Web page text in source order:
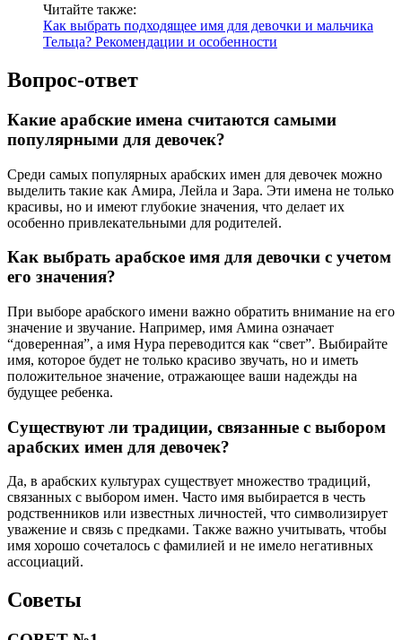
Читайте также:
Как выбрать подходящее имя для девочки и мальчика
Тельца? Рекомендации и особенности
Вопрос-ответ
Какие арабские имена считаются самыми
популярными для девочек?
Среди самых популярных арабских имен для девочек можно
выделить такие как Амира, Лейла и Зара. Эти имена не только
красивы, но и имеют глубокие значения, что делает их
особенно привлекательными для родителей.
Как выбрать арабское имя для девочки с учетом
его значения?
При выборе арабского имени важно обратить внимание на его
значение и звучание. Например, имя Амина означает
“доверенная”, а имя Нура переводится как “свет”. Выбирайте
имя, которое будет не только красиво звучать, но и иметь
положительное значение, отражающее ваши надежды на
будущее ребенка.
Существуют ли традиции, связанные с выбором
арабских имен для девочек?
Да, в арабских культурах существует множество традиций,
связанных с выбором имен. Часто имя выбирается в честь
родственников или известных личностей, что символизирует
уважение и связь с предками. Также важно учитывать, чтобы
имя хорошо сочеталось с фамилией и не имело негативных
ассоциаций.
Советы